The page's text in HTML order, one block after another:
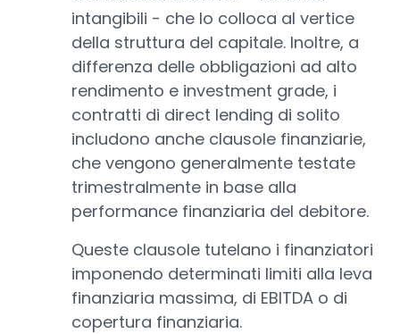
intangibili - che lo colloca al vertice
della struttura del capitale. Inoltre, a
differenza delle obbligazioni ad alto
rendimento e investment grade, i
contratti di direct lending di solito
includono anche clausole finanziarie,
che vengono generalmente testate
trimestralmente in base alla
performance finanziaria del debitore.
Queste clausole tutelano i finanziatori
imponendo determinati limiti alla leva
finanziaria massima, di EBITDA o di
copertura finanziaria.